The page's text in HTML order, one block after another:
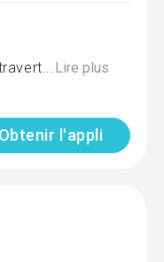
Lire plus
Obtenir l'appli